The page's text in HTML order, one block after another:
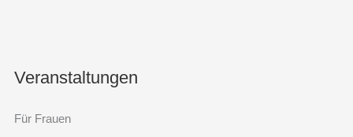
Veranstaltungen
Für Frauen